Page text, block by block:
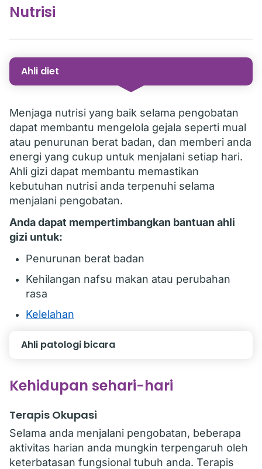
Nutrisi
Ahli diet
Menjaga nutrisi yang baik selama pengobatan
dapat membantu mengelola gejala seperti mual
atau penurunan berat badan, dan memberi anda
energi yang cukup untuk menjalani setiap hari.
Ahli gizi dapat membantu memastikan
kebutuhan nutrisi anda terpenuhi selama
menjalani pengobatan.
Anda dapat mempertimbangkan bantuan ahli
gizi untuk:
Penurunan berat badan
Kehilangan nafsu makan atau perubahan
rasa
Kelelahan
Ahli patologi bicara
Kehidupan sehari-hari
Terapis Okupasi
Selama anda menjalani pengobatan, beberapa
aktivitas harian anda mungkin terpengaruh oleh
keterbatasan fungsional tubuh anda. Terapis